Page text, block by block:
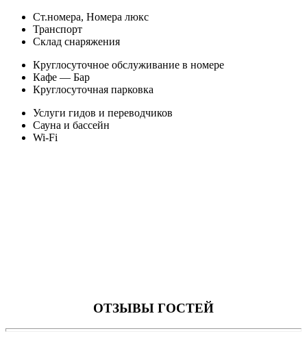
Ст.номера, Номера люкс
Транспорт
Склад снаряжения
Круглосуточное обслуживание в номере
Кафе — Бар
Круглосуточная парковка
Услуги гидов и переводчиков
Сауна и бассейн
Wi-Fi
ОТЗЫВЫ ГОСТЕЙ